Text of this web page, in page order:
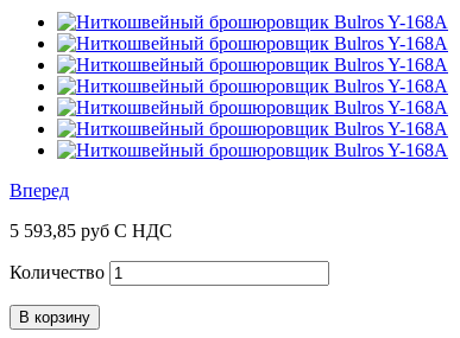
Вперед
5 593,85 руб С НДС
Количество
В корзину